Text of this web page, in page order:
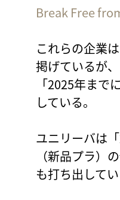
Break Free
これらの企業
掲げているが
「2025年ま
している。
ユニリーバは
（新品プラ）
も打ち出してい